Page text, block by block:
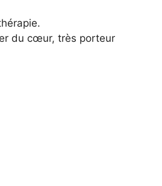
du cœur, très porteur